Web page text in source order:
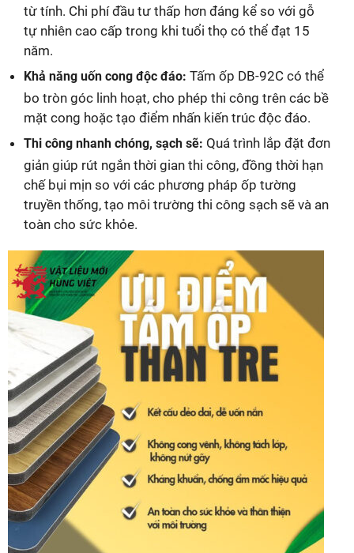
từ tính. Chi phí đầu tư thấp hơn đáng kể so với gỗ
tự nhiên cao cấp trong khi tuổi thọ có thể đạt 15
năm.
Khả năng uốn cong độc đáo: Tấm ốp DB-92C có thể
bo tròn góc linh hoạt, cho phép thi công trên các bề
mặt cong hoặc tạo điểm nhấn kiến trúc độc đáo.
Thi công nhanh chóng, sạch sẽ: Quá trình lắp đặt đơn
giản giúp rút ngắn thời gian thi công, đồng thời hạn
chế bụi mịn so với các phương pháp ốp tường
truyền thống, tạo môi trường thi công sạch sẽ và an
toàn cho sức khỏe.